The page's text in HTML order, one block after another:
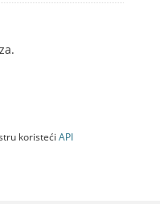
koristeći API